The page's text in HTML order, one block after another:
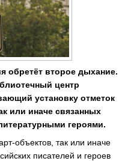
обретёт второе дыхание.
центр
установку отметок
или иначе связанных
героями.
объектов, так или иначе
писателей и героев